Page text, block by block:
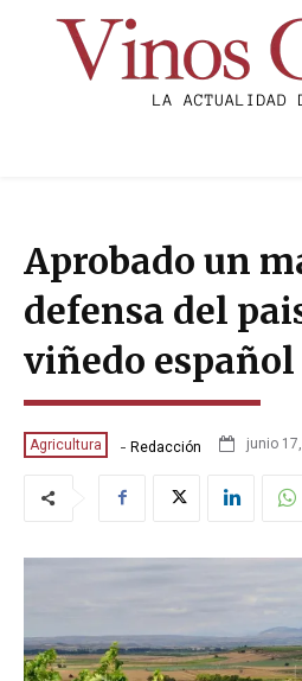
Aprobado un
defensa del
viñedo español
Agricultura - Redacción junio